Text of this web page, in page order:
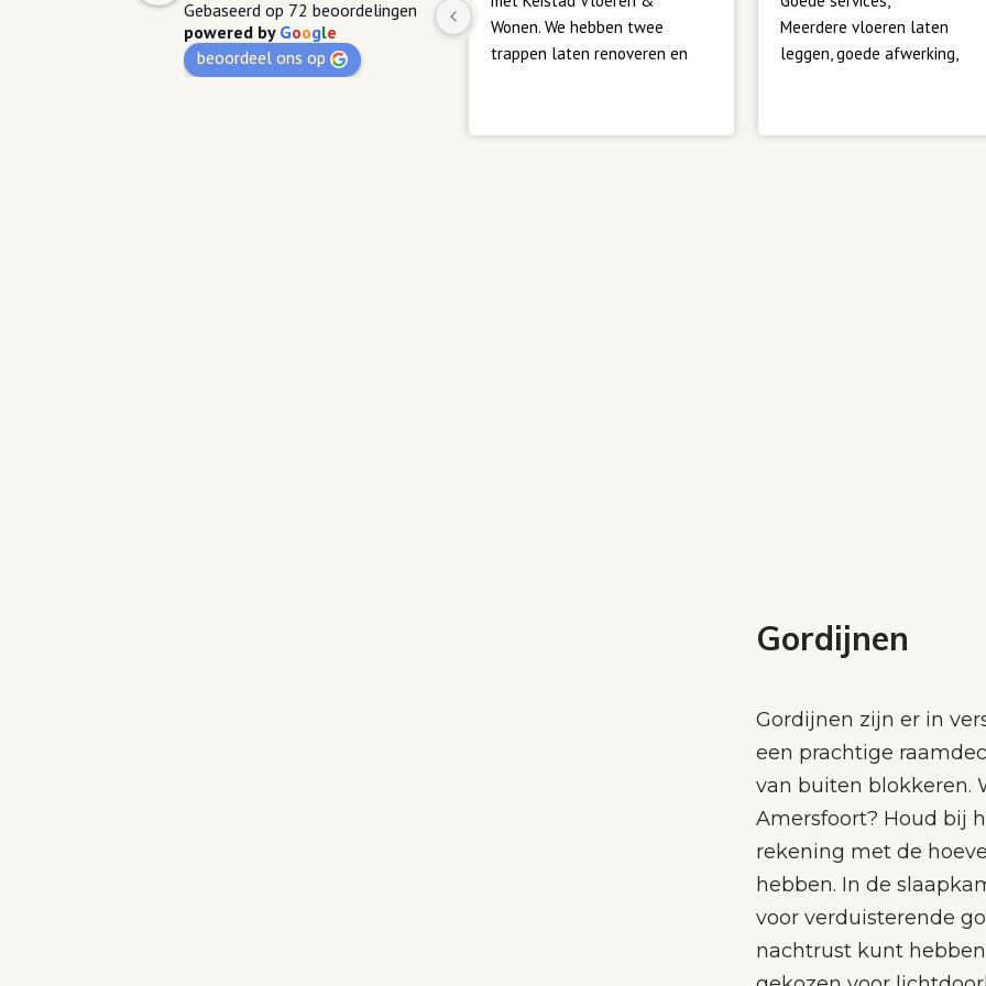
Gebaseerd op 72 beoordelingen
powered by Google
beoordeel ons op
Wonen. We hebben twee
trappen laten renoveren en
communicatie verliep vlot en
Meerdere vloeren laten
leggen, goede afwerking,
Tevens ook 2 trappen laten
Gordijnen
Gordijnen zijn er in
een prachtige
van buiten blokkeren.
Amersfoort? Houd bij
rekening met de
hebben. In de
voor verduisterende
nachtrust kunt